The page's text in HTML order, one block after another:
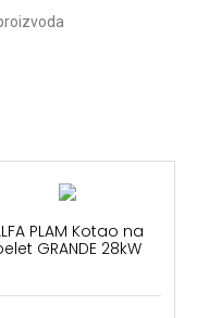
PLAM Kotao na
GRANDE 28kW